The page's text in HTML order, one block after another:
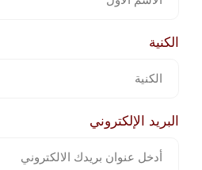
الكنية
البريد الإلكتروني